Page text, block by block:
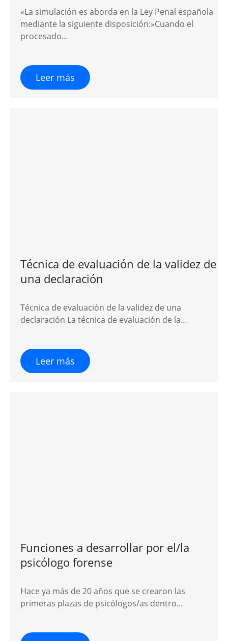
«La simulación es aborda en la Ley Penal española
mediante la siguiente disposición:»Cuando el
procesado…
Leer más
Técnica de evaluación de la validez de
una declaración
Técnica de evaluación de la validez de una
declaración La técnica de evaluación de la…
Leer más
Funciones a desarrollar por el/la
psicólogo forense
Hace ya más de 20 años que se crearon las
primeras plazas de psicólogos/as dentro…